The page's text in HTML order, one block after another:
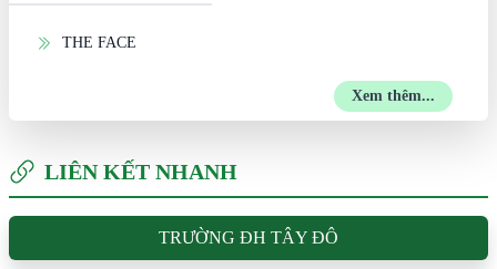
THE FACE
Xem thêm...
LIÊN KẾT NHANH
TRƯỜNG ĐH TÂY ĐÔ